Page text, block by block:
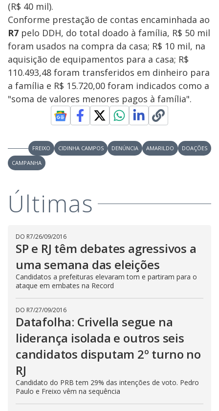
(R$ 40 mil).
Conforme prestação de contas encaminhada ao
R7 pelo DDH, do total doado à família, R$ 50 mil
foram usados na compra da casa; R$ 10 mil, na
aquisição de equipamentos para a casa; R$
110.493,48 foram transferidos em dinheiro para
a família e R$ 15.720,00 foram indicados como a
"soma de valores menores pagos à família".
FREIXO CIDINHA CAMPOS DENÚNCIA AMARILDO
DOAÇÕES
CAMPANHA
Últimas
DO R7/26/09/2016
SP e RJ têm debates agressivos a
uma semana das eleições
Candidatos a prefeituras elevaram tom e partiram para o
ataque em embates na Record
DO R7/27/09/2016
Datafolha: Crivella segue na
liderança isolada e outros seis
candidatos disputam 2º turno no
RJ
Candidato do PRB tem 29% das intenções de voto. Pedro
Paulo e Freixo vêm na sequência